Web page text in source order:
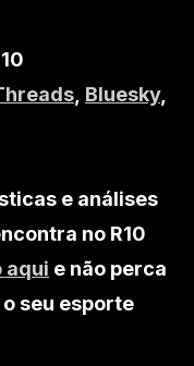
Bluesky,
e análises
no R10
aqui e não perca
seu esporte